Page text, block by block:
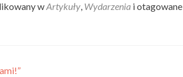
wArtykuły, Wydarzenia i otagowane